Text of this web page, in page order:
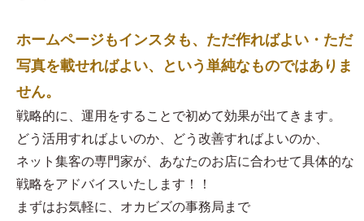
ホームページもインスタも、ただ作ればよい・ただ
写真を載せればよい、という単純なものではありま
せん。
戦略的に、運用をすることで初めて効果が出てきます。
どう活用すればよいのか、どう改善すればよいのか、
ネット集客の専門家が、あなたのお店に合わせて具体的な
戦略をアドバイスいたします！！
まずはお気軽に、オカビズの事務局まで